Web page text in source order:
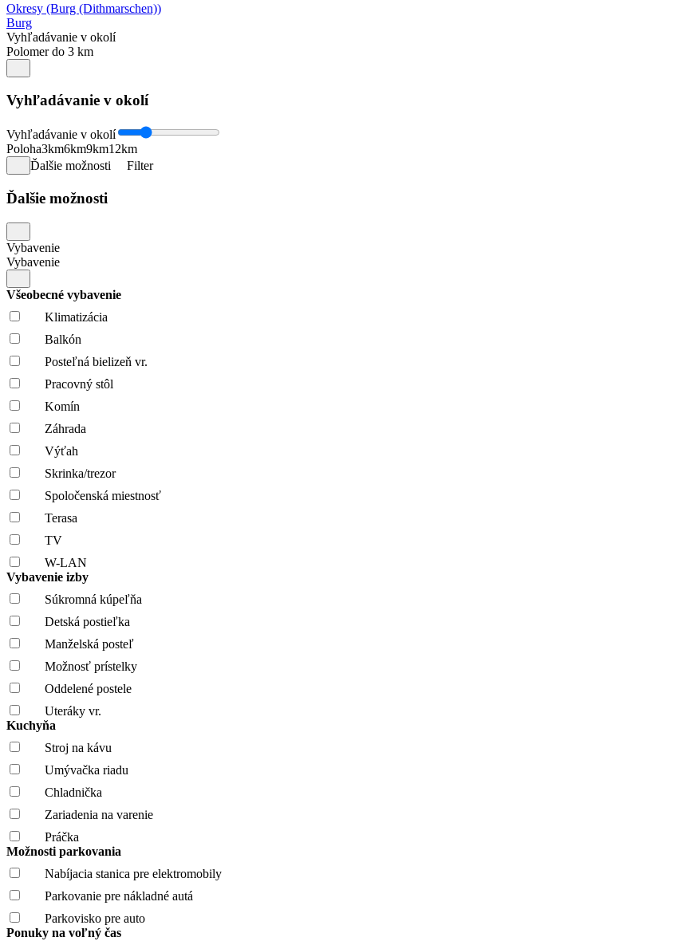
Okresy (Burg (Dithmarschen))
Burg
Vyhľadávanie v okolí
Polomer do 3 km
Vyhľadávanie v okolí
Vyhľadávanie v okolí
Poloha3km6km9km12km
Ďalšie možnosti
Filter
Ďalšie možnosti
Vybavenie
Vybavenie
Všeobecné vybavenie
Klimatizácia
Balkón
Posteľná bielizeň vr.
Pracovný stôl
Komín
Záhrada
Výťah
Skrinka/trezor
Spoločenská miestnosť
Terasa
TV
W-LAN
Vybavenie izby
Súkromná kúpeľňa
Detská postieľka
Manželská posteľ
Možnosť prístelky
Oddelené postele
Uteráky vr.
Kuchyňa
Stroj na kávu
Umývačka riadu
Chladnička
Zariadenia na varenie
Práčka
Možnosti parkovania
Nabíjacia stanica pre elektromobily
Parkovanie pre nákladné autá
Parkovisko pre auto
Ponuky na voľný čas